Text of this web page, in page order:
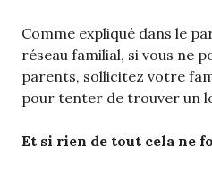
Comme expliqué dans le
réseau familial, si vous ne
parents, sollicitez votre
pour tenter de trouver un
Et si rien de tout cela ne